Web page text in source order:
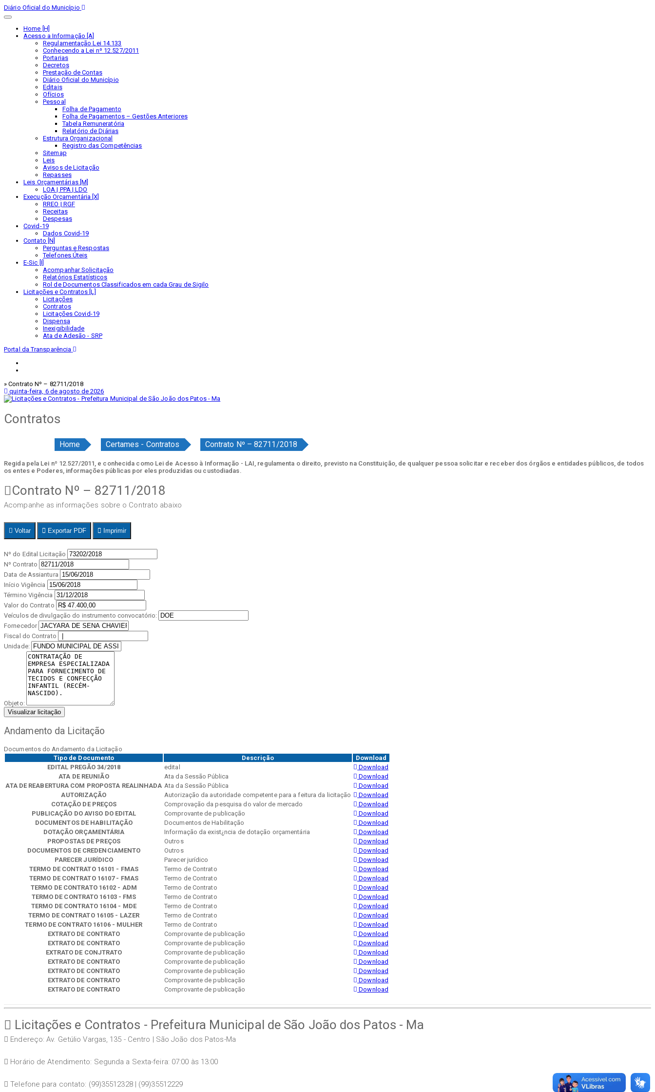
Diário Oficial do Município
Home [H]
Acesso a Informação [A]
Regulamentação Lei 14.133
Conhecendo a Lei nº 12.527/2011
Portarias
Decretos
Prestação de Contas
Diário Oficial do Município
Editais
Ofícios
Pessoal
Folha de Pagamento
Folha de Pagamentos – Gestões Anteriores
Tabela Remuneratória
Relatório de Diárias
Estrutura Organizacional
Registro das Competências
Sitemap
Leis
Avisos de Licitação
Repasses
Leis Orçamentárias [M]
LOA | PPA | LDO
Execução Orçamentária [X]
RREO | RGF
Receitas
Despesas
Covid-19
Dados Covid-19
Contato [N]
Perguntas e Respostas
Telefones Úteis
E-Sic [I]
Acompanhar Solicitação
Relatórios Estatísticos
Rol de Documentos Classificados em cada Grau de Sigilo
Licitações e Contratos [L]
Licitações
Contratos
Licitações Covid-19
Dispensa
Inexigibilidade
Ata de Adesão - SRP
Portal da Transparência
» Contrato Nº – 82711/2018
quinta-feira, 6 de agosto de 2026
Contratos
Home Certames - Contratos Contrato Nº – 82711/2018
Regida pela Lei nº 12.527/2011, e conhecida como Lei de Acesso à Informação - LAI, regulamenta o direito, previsto na Constituição, de qualquer pessoa solicitar e receber dos órgãos e entidades públicos, de todos
os entes e Poderes, informações públicas por eles produzidas ou custodiadas.
Contrato Nº – 82711/2018
Acompanhe as informações sobre o Contrato abaixo
Voltar Exportar PDF Imprimir
Nº do Edital Licitação
Nº Contrato
Data de Assiantura
Início Vigência
Término Vigência
Valor do Contrato
Veículos de divulgação do instrumento convocatório:
Fornecedor
Fiscal do Contrato
Unidade:
Objeto:
Visualizar licitação
Andamento da Licitação
Documentos do Andamento da Licitação
Tipo de Documento
Descrição
Download
EDITAL PREGÃO 34/2018
edital
Download
ATA DE REUNIÃO
Ata da Sessão Pública
Download
ATA DE REABERTURA COM PROPOSTA REALINHADA Ata da Sessão Pública
Download
AUTORIZAÇÃO
Autorização da autoridade competente para a feitura da licitação
Download
COTAÇÃO DE PREÇOS
Comprovação da pesquisa do valor de mercado
Download
PUBLICAÇÃO DO AVISO DO EDITAL
Comprovante de publicação
Download
DOCUMENTOS DE HABILITAÇÃO
Documentos de Habilitação
Download
DOTAÇÃO ORÇAMENTÁRIA
Informação da exist¿ncia de dotação orçamentária
Download
PROPOSTAS DE PREÇOS
Outros
Download
DOCUMENTOS DE CREDENCIAMENTO
Outros
Download
PARECER JURÍDICO
Parecer jurídico
Download
TERMO DE CONTRATO 16101 - FMAS
Termo de Contrato
Download
TERMO DE CONTRATO 16107 - FMAS
Termo de Contrato
Download
TERMO DE CONTRATO 16102 - ADM
Termo de Contrato
Download
TERMO DE CONTRATO 16103 - FMS
Termo de Contrato
Download
TERMO DE CONTRATO 16104 - MDE
Termo de Contrato
Download
TERMO DE CONTRATO 16105 - LAZER
Termo de Contrato
Download
TERMO DE CONTRATO 16106 - MULHER
Termo de Contrato
Download
EXTRATO DE CONTRATO
Comprovante de publicação
Download
EXTRATO DE CONTRATO
Comprovante de publicação
Download
EXTRATO DE CONJTRATO
Comprovante de publicação
Download
EXTRATO DE CONTRATO
Comprovante de publicação
Download
EXTRATO DE CONTRATO
Comprovante de publicação
Download
EXTRATO DE CONTRATO
Comprovante de publicação
Download
EXTRATO DE CONTRATO
Comprovante de publicação Download
Licitações e Contratos - Prefeitura Municipal de São João dos Patos - Ma
Endereço: Av. Getúlio Vargas, 135 - Centro | São João dos Patos-Ma
Horário de Atendimento: Segunda a Sexta-feira: 07:00 às 13:00
Telefone para contato: (99)35512328 | (99)35512229